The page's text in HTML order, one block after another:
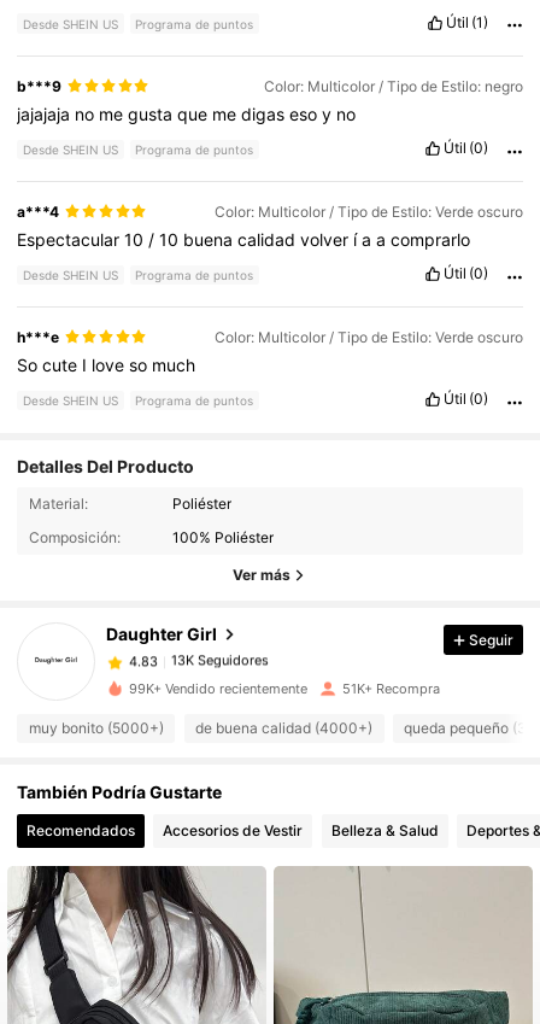
Desde SHEIN US Programa de puntos Útil (1)
b***9 Color: Multicolor / Tipo de Estilo: negro
jajajaja no megustaque medigasesoy no
Desde SHEIN US Programa de puntos Útil (0)
a***4 Color: Multicolor / Tipo de Estilo: Verde oscuro
Espectacular10 /10 buenacalidadvolver íaacomprarlo
Desde SHEIN US Programa de puntos Útil (0)
h***e Color: Multicolor / Tipo de Estilo: Verde oscuro
Socute I loveso much
Desde SHEIN US Programa de puntos Útil (0)
Detalles Del Producto
Material:
Poliéster
Composición:
100% Poliéster
Ver más
Daughter Girl
13K Seguidores
13K Seguidores
4.83
13K Seguidores
a***8 pagóHace 1 día
4.83 13K Seguidores
4.83 13K Seguidores
4.83 13K Seguidores
4.83 13K Seguidores
13K Seguidores
Seguir
99K+ Vendido recientemente 51K+ Recompra
muy bonito (5000+) de buena calidad (4000+) queda pequeño
También Podría Gustarte
Recomendados Accesorios de Vestir Belleza & Salud Deportes